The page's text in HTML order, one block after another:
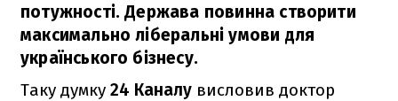
потужності. Держава повинна створити
максимально ліберальні умови для
українського бізнесу.
Таку думку 24 Каналу висловив доктор